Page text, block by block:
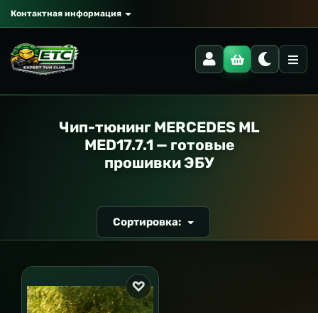
Контактная информация
Чип-тюнинг MERCEDES ML
MED17.7.1 — готовые
прошивки ЭБУ
Сортировка: